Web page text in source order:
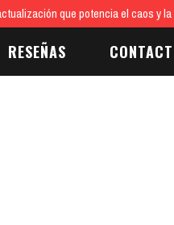
que potencia el caos y
RESEÑAS